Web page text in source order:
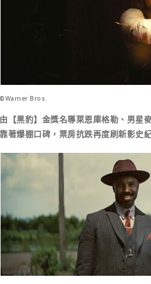
©Warner Bros.
由【黑豹】金獎名導萊恩庫格勒、男星
靠著爆棚口碑，票房抗跌再度刷新影史